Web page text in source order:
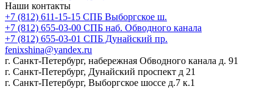
Наши контакты
+7 (812) 611-15-15 СПБ Выборгское ш.
+7 (812) 655-03-00 СПБ наб. Обводного канала
+7 (812) 655-03-01 СПБ Дунайский пр.
fenixshina@yandex.ru
г. Санкт-Петербург, набережная Обводного канала д. 91
г. Санкт-Петербург, Дунайский проспект д 21
г. Санкт-Петербург, Выборгское шоссе д.7 к.1